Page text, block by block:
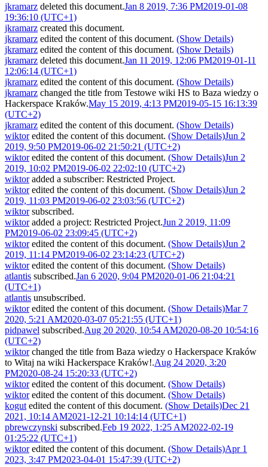
jkramarz deleted this document.Jan 8 2019, 7:36 PM2019-01-08
19:36:10 (UTC+1)
jkramarz created this document.
jkramarz edited the content of this document. (Show Details)
jkramarz edited the content of this document. (Show Details)
jkramarz deleted this document.Jan 11 2019, 12:06 PM2019-01-11
12:06:14 (UTC+1)
jkramarz edited the content of this document. (Show Details)
jkramarz changed the title from Testowe wiki HS to Baza wiedzy o
Hackerspace Kraków.May 15 2019, 4:13 PM2019-05-15 16:13:39
(UTC+2)
jkramarz edited the content of this document. (Show Details)
wiktoredited the content of this document. (Show Details)Jun 2
2019, 9:50 PM2019-06-02 21:50:21 (UTC+2)
wiktoredited the content of this document. (Show Details)Jun 2
2019, 10:02 PM2019-06-02 22:02:10 (UTC+2)
wiktoradded a subscriber: Restricted Project.
wiktoredited the content of this document. (Show Details)Jun 2
2019, 11:03 PM2019-06-02 23:03:56 (UTC+2)
wiktorsubscribed.
wiktoradded a project: Restricted Project.Jun 2 2019, 11:09
PM2019-06-02 23:09:45 (UTC+2)
wiktoredited the content of this document. (Show Details)Jun 2
2019, 11:14 PM2019-06-02 23:14:23 (UTC+2)
wiktoredited the content of this document. (Show Details)
atlantis subscribed.Jan 6 2020, 9:04 PM2020-01-06 21:04:21
(UTC+1)
atlantis unsubscribed.
wiktoredited the content of this document. (Show Details)Mar 7
2020, 5:21 AM2020-03-07 05:21:55 (UTC+1)
pidpawel subscribed.Aug 20 2020, 10:54 AM2020-08-20 10:54:16
(UTC+2)
wiktorchanged the title from Baza wiedzy o Hackerspace Kraków
to Witaj na wiki Hackerspace Kraków!.Aug 24 2020, 3:20
PM2020-08-24 15:20:33 (UTC+2)
wiktoredited the content of this document. (Show Details)
wiktoredited the content of this document. (Show Details)
kogut edited the content of this document. (Show Details)Dec 21
2021, 10:14 AM2021-12-21 10:14:14 (UTC+1)
pbrewczynski subscribed.Feb 19 2022, 1:25 AM2022-02-19
01:25:22 (UTC+1)
wiktoredited the content of this document. (Show Details)Apr 1
2023, 3:47 PM2023-04-01 15:47:39 (UTC+2)